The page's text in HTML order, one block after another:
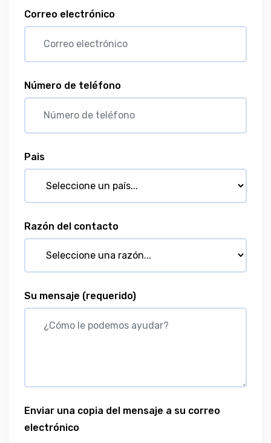
Correo electrónico
Número de teléfono
Pais
Razón del contacto
Su mensaje (requerido)
Enviar una copia del mensaje a su correo
electrónico